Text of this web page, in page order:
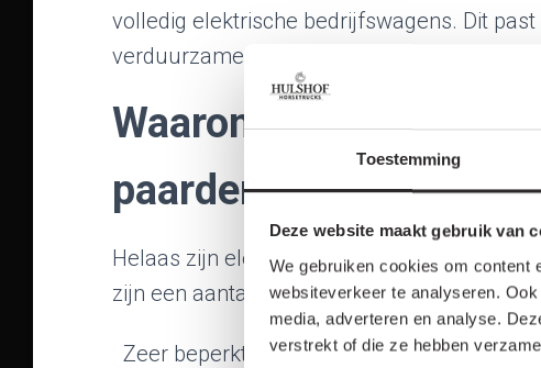
Toestemming
Deze website maakt gebruik van
We gebruiken cookies om content
websiteverkeer te analyseren.
media, adverteren en analyse.
verstrekt of die ze hebben
volledig elektrische bedrijfswagens. Dit
verduurzamen en een groenere toekomst te
Waarom dan geen
paardenvrachtwagen?
Helaas zijn elektrische paardenauto op dit
zijn een aantal factoren voor te noemen:
Zeer beperkt actieradius. Met een